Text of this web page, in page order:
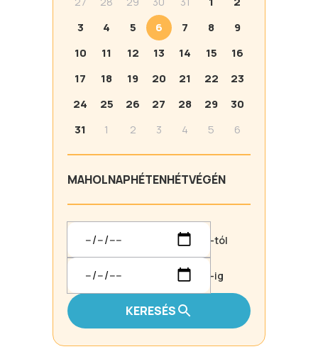
3
4 5 6 7 8
9
10
11 12 13 14 15
16
17
18 19 20 21 22
23
24
25 26 27 28 29
30
31
1 2 3 4 5 6
MAHOLNAPHÉTENHÉTVÉGÉN
-tól
-ig
KERESÉS